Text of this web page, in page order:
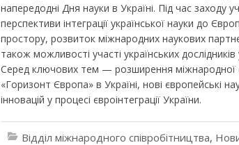
напередодні Дня науки в Україні. Під час заходу
перспективи інтеграції української науки до
простору, розвиток міжнародних наукових
також можливості участі українських
Серед ключових тем — розширення міжнародної
«Горизонт Європа» в Україні, нові європейські
інновацій у процесі євроінтеграції України.
Відділ міжнародного співробітництва,